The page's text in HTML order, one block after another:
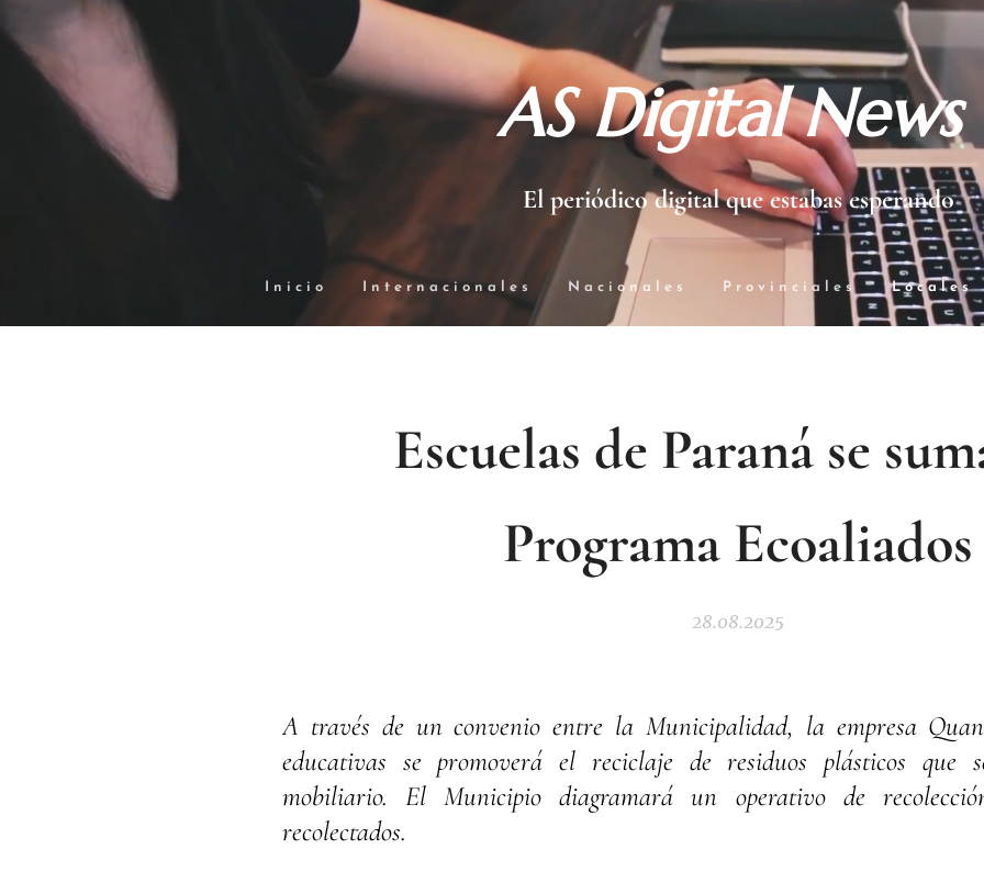
AS Digital News
El periódico digital que estabas esperando
Inicio Internacionales Nacionales Provinciales Locales
Escuelas de Paraná se
Programa Ecoaliados
28.08.2025
A través de un convenio entre la Municipalidad, la empresa
educativas se promoverá el reciclaje de residuos plásticos que
mobiliario. El Municipio diagramará un operativo de
recolectados.